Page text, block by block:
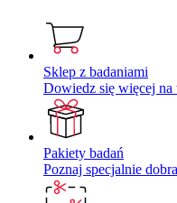
Sklep z badaniami
Dowiedz się więcej na
Pakiety badań
Poznaj specjalnie